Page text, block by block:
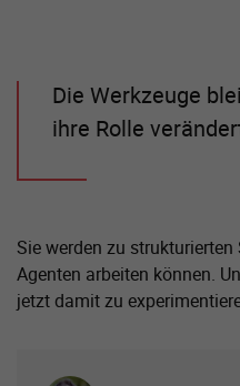
Die Werkzeuge
ihre Rolle
Sie werden zu
Agenten arbeiten können.
jetzt damit zu